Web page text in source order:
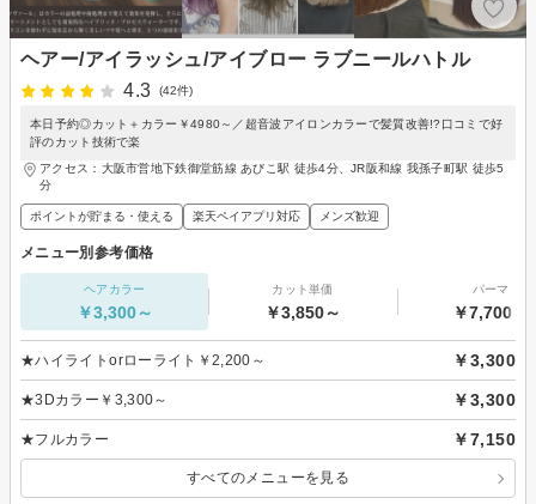
ヘアー/アイラッシュ/アイブロー ラブニールハトル
4.3
(42件)
本日予約◎カット＋カラー￥4980～／超音波アイロンカラーで髪質改善!?口コミで好
評のカット技術で楽
アクセス：大阪市営地下鉄御堂筋線 あびこ駅 徒歩4分、JR阪和線 我孫子町駅 徒歩5
分
ポイントが貯まる・使える 楽天ペイアプリ対応 メンズ歓迎
メニュー別参考価格
ヘアカラー
￥3,300～
カット単価
￥3,850～
パーマ
￥7,700～
★ハイライトorローライト￥2,200～ ￥3,300
★3Dカラー￥3,300～ ￥3,300
★フルカラー ￥7,150
すべてのメニューを見る